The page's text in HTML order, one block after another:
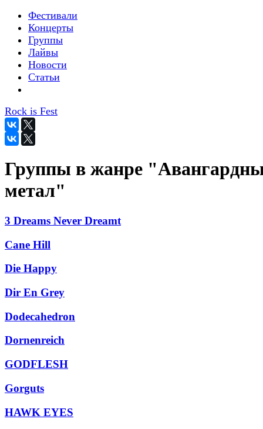
Фестивали
Концерты
Группы
Лайвы
Новости
Статьи
Rock is Fest
Группы в жанре
метал"
3 Dreams Never Dreamt
Cane Hill
Die Happy
Dir En Grey
Dodecahedron
Dornenreich
GODFLESH
Gorguts
HAWK EYES